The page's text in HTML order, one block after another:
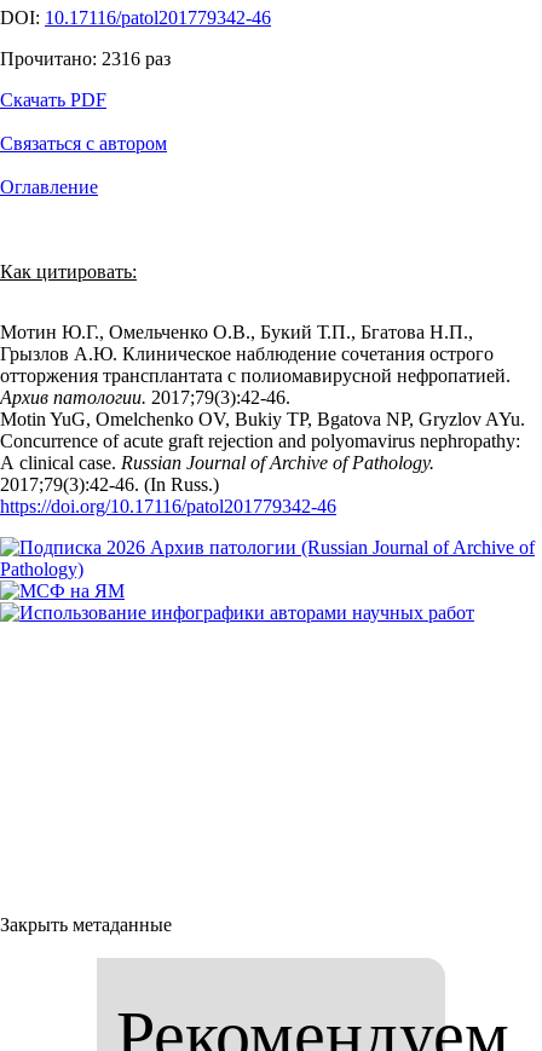
DOI: 10.17116/patol201779342-46
Прочитано: 2316 раз
Скачать PDF
Связаться с автором
Оглавление
Как цитировать:
Мотин Ю.Г., Омельченко О.В., Букий Т.П., Бгатова Н.П.,
Грызлов А.Ю. Клиническое наблюдение сочетания острого
отторжения трансплантата с полиомавирусной нефропатией.
Архив патологии. 2017;79(3):42‑46.
Motin YuG, Omelchenko OV, Bukiy TP, Bgatova NP, Gryzlov AYu.
Concurrence of acute graft rejection and polyomavirus nephropathy:
A clinical case. Russian Journal of Archive of Pathology.
2017;79(3):42‑46. (In Russ.)
https://doi.org/10.17116/patol201779342-46
Закрыть метаданные